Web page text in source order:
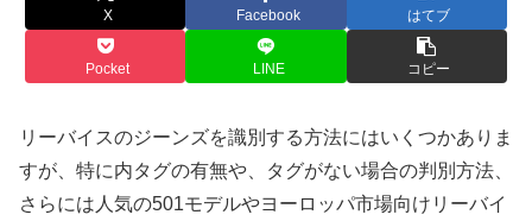
X Facebook はてブ
Pocket LINE コピー
リーバイスのジーンズを識別する方法にはいくつかありま
すが、特に内タグの有無や、タグがない場合の判別方法、
さらには人気の501モデルやヨーロッパ市場向けリーバイ